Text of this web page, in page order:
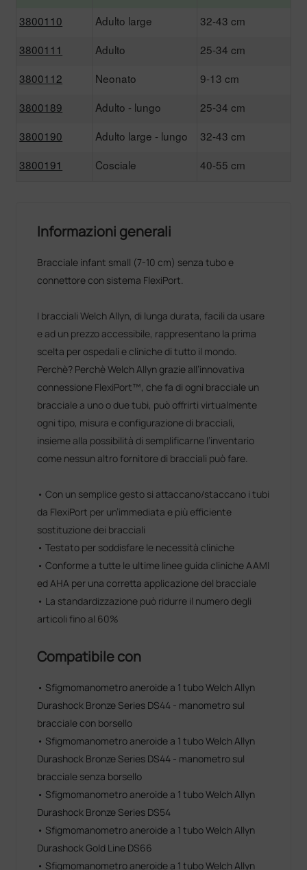
3800110 Adulto large 32-43 cm
3800111 Adulto 25-34 cm
3800112 Neonato 9-13 cm
3800189 Adulto - lungo 25-34 cm
3800190 Adulto large - lungo 32-43 cm
3800191 Cosciale 40-55 cm
Informazioni generali
Bracciale infant small (7-10 cm) senza tubo e
connettore con sistema FlexiPort.
I bracciali Welch Allyn, di lunga durata, facili da usare
e ad un prezzo accessibile, rappresentano la prima
scelta per ospedali e cliniche di tutto il mondo.
Perchè? Perchè Welch Allyn grazie all’innovativa
connessione FlexiPort™, che fa di ogni bracciale un
bracciale a uno o due tubi, può offrirti virtualmente
ogni tipo, misura e configurazione di bracciali,
insieme alla possibilità di semplificarne l’inventario
come nessun altro fornitore di bracciali può fare.
• Con un semplice gesto si attaccano/staccano i tubi
da FlexiPort per un’immediata e più efficiente
sostituzione dei bracciali
• Testato per soddisfare le necessità cliniche
• Conforme a tutte le ultime linee guida cliniche AAMI
ed AHA per una corretta applicazione del bracciale
• La standardizzazione può ridurre il numero degli
articoli fino al 60%
Compatibile con
• Sfigmomanometro aneroide a 1 tubo Welch Allyn
Durashock Bronze Series DS44 - manometro sul
bracciale con borsello
• Sfigmomanometro aneroide a 1 tubo Welch Allyn
Durashock Bronze Series DS44 - manometro sul
bracciale senza borsello
• Sfigmomanometro aneroide a 1 tubo Welch Allyn
Durashock Bronze Series DS54
• Sfigmomanometro aneroide a 1 tubo Welch Allyn
Durashock Gold Line DS66
• Sfigmomanometro aneroide a 1 tubo Welch Allyn